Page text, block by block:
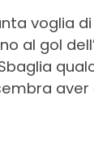
voglia
al gol